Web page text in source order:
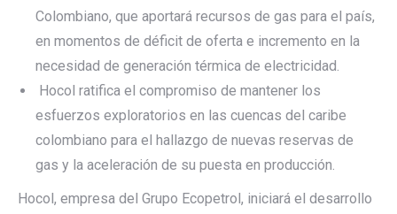
Colombiano, que aportará recursos de gas para el país,
en momentos de déficit de oferta e incremento en la
necesidad de generación térmica de electricidad.
Hocol ratifica el compromiso de mantener los
esfuerzos exploratorios en las cuencas del caribe
colombiano para el hallazgo de nuevas reservas de
gas y la aceleración de su puesta en producción.
Hocol, empresa del Grupo Ecopetrol, iniciará el desarrollo